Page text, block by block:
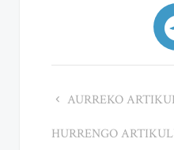
AURREKO
HURRENGO